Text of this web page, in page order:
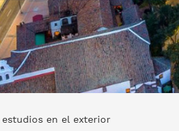
en Diferentes Áreas en la
estudios en el exterior